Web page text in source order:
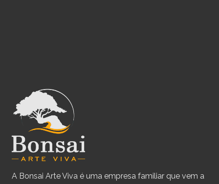
A Bonsai Arte Viva é uma empresa familiar que vem a